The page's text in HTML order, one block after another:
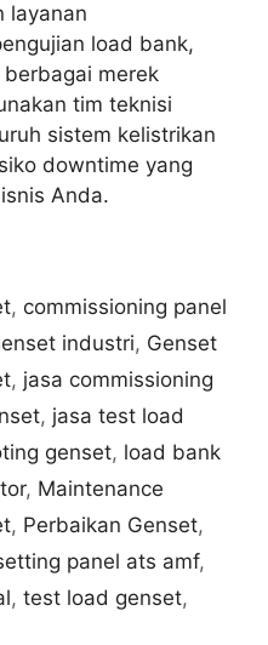
layanan
load bank,
merek
tim teknisi
sistem kelistrikan
downtime yang
Anda.
, commissioning panel
industri, Genset
, jasa commissioning
, jasa test load
genset, load bank
, Maintenance
, Perbaikan Genset,
panel ats amf,
, test load genset,